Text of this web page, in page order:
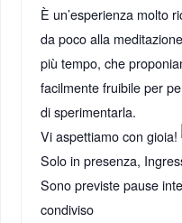
È un’esperienza molto
da poco alla
più tempo, che
facilmente fruibile per
di sperimentarla.
Vi aspettiamo con gioia!
Solo in presenza,
Sono previste pause
condiviso